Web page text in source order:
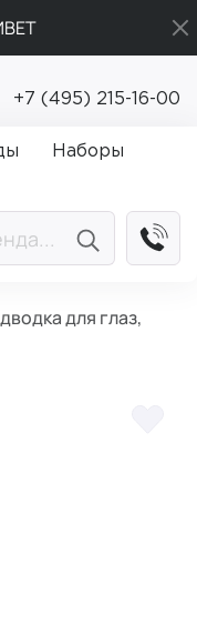
от 5 000₽
от 5 000₽
+7 (495) 215-16-00
Наборы
для глаз,